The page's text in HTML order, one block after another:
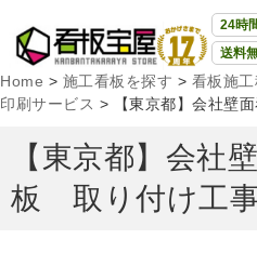
24時
送料
Home > 施工看板を探す > 看板施
印刷サービス > 【東京都】会社壁
【東京都】会社
板 取り付け工